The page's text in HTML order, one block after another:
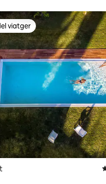
viatger
viatger